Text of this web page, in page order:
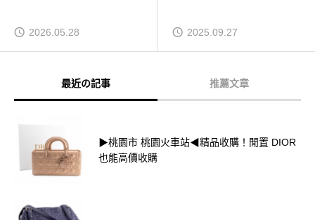
2026.05.28 2025.09.27
最近の記事 推薦文章
▶桃園市 桃園火車站◀精品收購！閒置 DIOR
也能高價收購